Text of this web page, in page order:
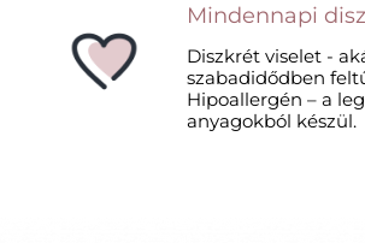
Mindennapi
Diszkrét viselet -
szabadidődben
Hipoallergén – a
anyagokból készül.​